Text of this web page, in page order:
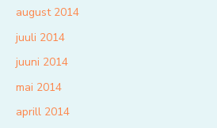
august 2014
juuli 2014
juuni 2014
mai 2014
aprill 2014